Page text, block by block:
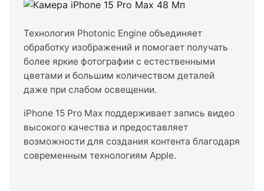
Технология Photonic Engine объединяет
обработку изображений и помогает получать
более яркие фотографии с естественными
цветами и большим количеством деталей
даже при слабом освещении.
iPhone 15 Pro Max поддерживает запись видео
высокого качества и предоставляет
возможности для создания контента благодаря
современным технологиям Apple.